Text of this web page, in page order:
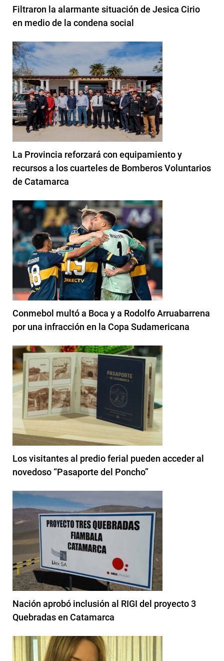
Filtraron la alarmante situación de Jesica Cirio
en medio de la condena social
La Provincia reforzará con equipamiento y
recursos a los cuarteles de Bomberos Voluntarios
de Catamarca
Conmebol multó a Boca y a Rodolfo Arruabarrena
por una infracción en la Copa Sudamericana
Los visitantes al predio ferial pueden acceder al
novedoso “Pasaporte del Poncho”
Nación aprobó inclusión al RIGI del proyecto 3
Quebradas en Catamarca